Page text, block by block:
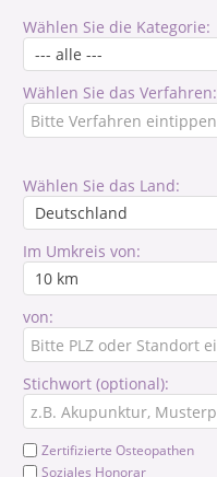
Wählen Sie die Kategorie:
Wählen Sie das Verfahren:
Wählen Sie das Land:
Im Umkreis von:
von:
Stichwort (optional):
Zertifizierte Osteopathen
Soziales Honorar